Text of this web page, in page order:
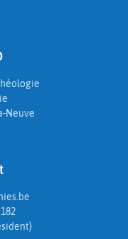
Neuve